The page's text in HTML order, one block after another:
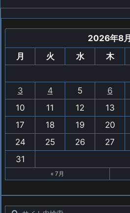
2026年8月
月
火 水 木
3
4 5 6
10
11 12 13
17
18 19 20
24
25 26 27
31
« 7月